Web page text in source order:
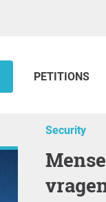
PETITIONS
Security
Mensen over heel de wereld